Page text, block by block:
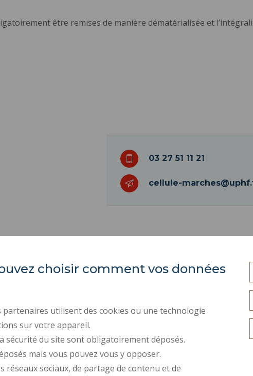
être remises de manière dématérialisée et
03 27 51 11 21
cellule-
de-France
cedex 9
12 00 / 12 34
ORGANIGRAMMES
RECRUTEMENTS
ESPACE PRESSE
CONTACTS
choisir comment vos données
partenaires utilisent des cookies ou une technologie
sur votre appareil.
sécurité du site sont obligatoirement déposés.
mais vous pouvez vous y opposer.
réseaux sociaux, de partage de contenu et de